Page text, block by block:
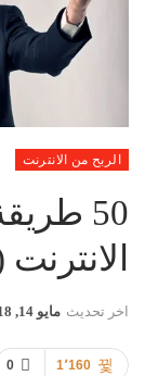
الربح من الانترنت
50
الانترنت
اخر تحديث مايو 14, 2018
0 1٬160